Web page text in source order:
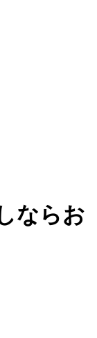
ならお